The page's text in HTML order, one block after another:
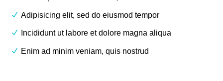
Adipisicing elit, sed do eiusmod tempor
Incididunt ut labore et dolore magna aliqua
Enim ad minim veniam, quis nostrud